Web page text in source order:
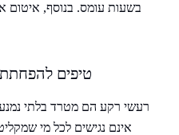
בשעות עומס. בנוסף, איטום
טיפים
רעשי רקע הם מטרד בלתי
אינם נגישים לכל מי